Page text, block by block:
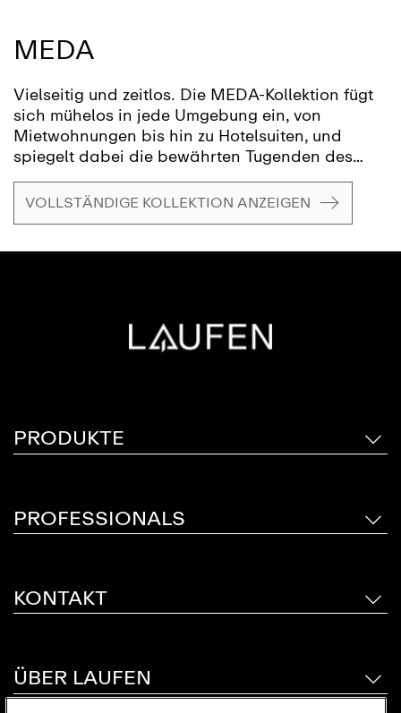
MEDA
Vielseitig und zeitlos. Die MEDA-Kollektion fügt
sich mühelos in jede Umgebung ein, von
Mietwohnungen bis hin zu Hotelsuiten, und
spiegelt dabei die bewährten Tugenden des
Schweizer Designs wider: Klarheit,
Funktionalität und Liebe zum Detail – eine
Begleiter sein: Made for Life.
VOLLSTÄNDIGE KOLLEKTION ANZEIGEN
PRODUKTE
PROFESSIONALS
KONTAKT
ÜBER LAUFEN